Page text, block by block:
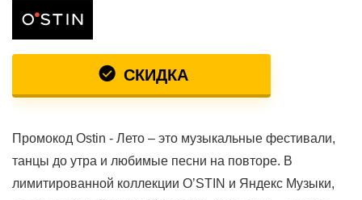
СКИДКА
Промокод Ostin - Лето – это музыкальные фестивали,
танцы до утра и любимые песни на повторе. В
лимитированной коллекции O’STIN и Яндекс Музыки,